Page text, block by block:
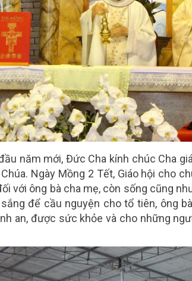
năm mới, Đức Cha kính chúc Cha
Ngày Mồng 2 Tết, Giáo hội cho
với ông bà cha mẹ, còn sống cũng
để cầu nguyện cho tổ tiên, ông
an, được sức khỏe và cho những